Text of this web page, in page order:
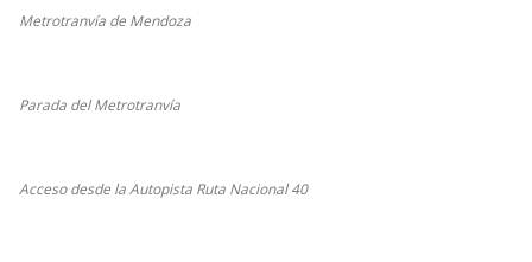
Metrotranvía de Mendoza
Parada del Metrotranvía
Acceso desde la Autopista Ruta Nacional 40